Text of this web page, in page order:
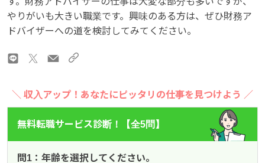
やりがいも大きい職業です。興味のある方は、ぜひ財務ア
ドバイザーへの道を検討してみてください。
＼ 収入アップ！あなたにピッタリの仕事を見つけよう ／
無料転職サービス診断！【全5問】
問1：年齢を選択してください。